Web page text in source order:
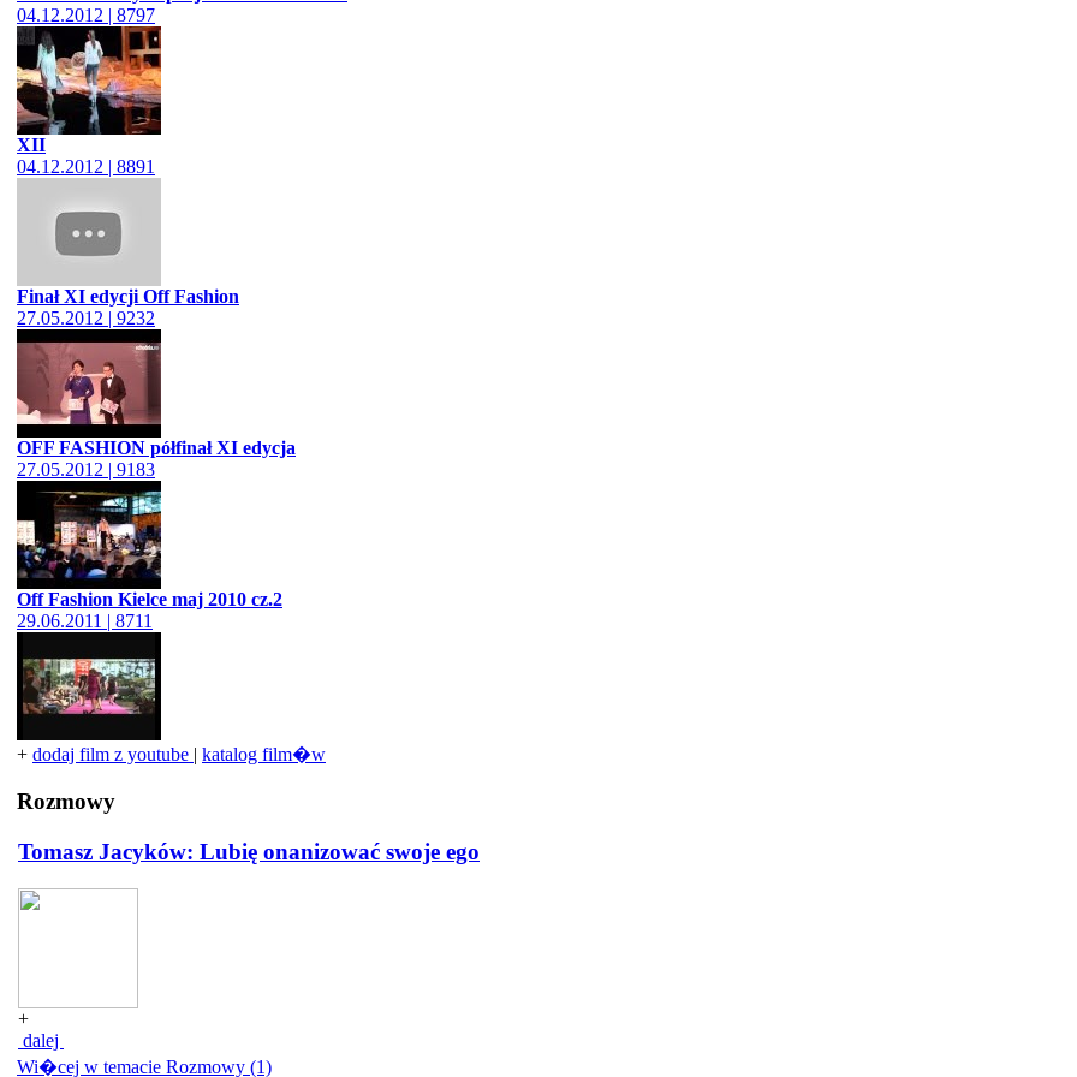
04.12.2012 | 8797
XII
04.12.2012 | 8891
Finał XI edycji Off Fashion
27.05.2012 | 9232
OFF FASHION półfinał XI edycja
27.05.2012 | 9183
Off Fashion Kielce maj 2010 cz.2
29.06.2011 | 8711
+ dodaj film z youtube | katalog film�w
Rozmowy
Tomasz Jacyków: Lubię onanizować swoje ego
+
dalej
Wi�cej w temacie Rozmowy (1)